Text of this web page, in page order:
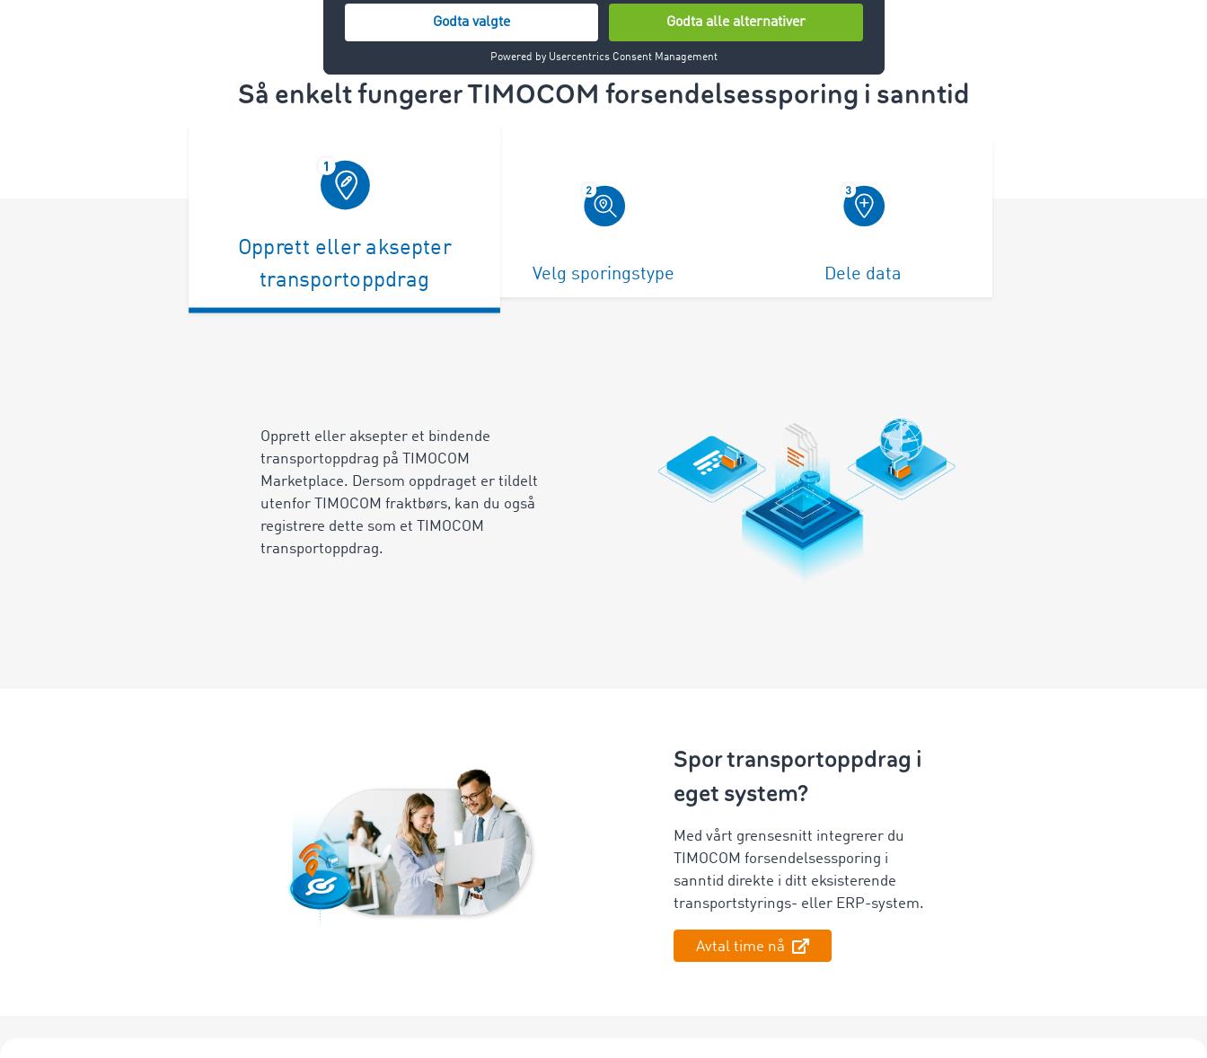
Så enkelt fungerer TIMOCOM forsendelsessporing i sanntid
Opprett eller aksepter
transportoppdrag
Velg sporingstype Dele data
Opprett eller aksepter et bindende
transportoppdrag på TIMOCOM
Marketplace. Dersom oppdraget er tildelt
utenfor TIMOCOM fraktbørs, kan du også
registrere dette som et TIMOCOM
transportoppdrag.
Spor transportoppdrag i
eget system?
Med vårt grensesnitt integrerer du
TIMOCOM forsendelsessporing i
sanntid direkte i ditt eksisterende
transportstyrings- eller ERP-system.
Avtal time nå